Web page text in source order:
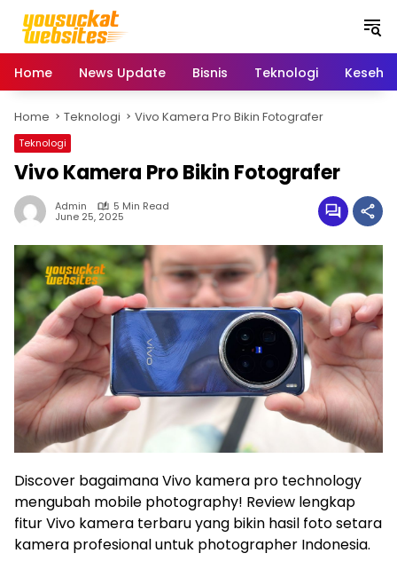
Home News Update Bisnis Teknologi
Home Teknologi Vivo Kamera Pro Bikin Fotografer
Teknologi
Vivo Kamera Pro Bikin Fotografer
Admin 5 Min Read
June 25, 2025
Discover bagaimana Vivo kamera pro technology
mengubah mobile photography! Review lengkap
fitur Vivo kamera terbaru yang bikin hasil foto setara
kamera profesional untuk photographer Indonesia.